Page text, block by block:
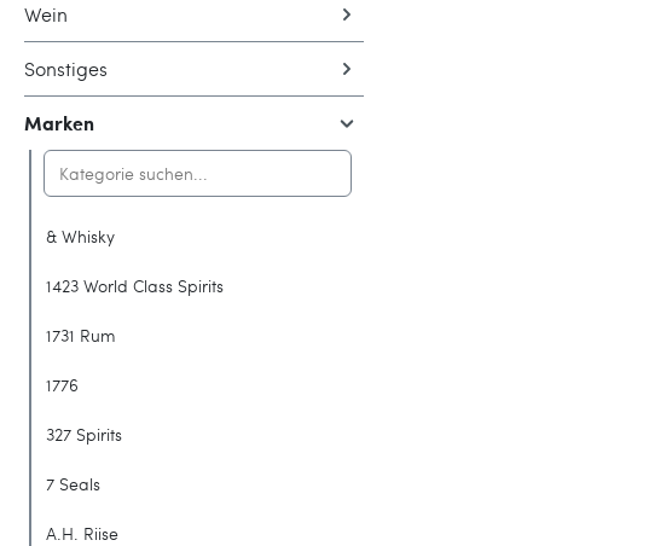
Wein
Sonstiges
Marken
& Whisky
1423 World Class Spirits
1731 Rum
1776
327 Spirits
7 Seals
A.H. Riise